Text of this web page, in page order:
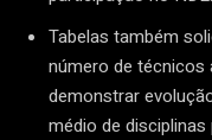
Tabelas também
número de técnicos
demonstrar
médio de